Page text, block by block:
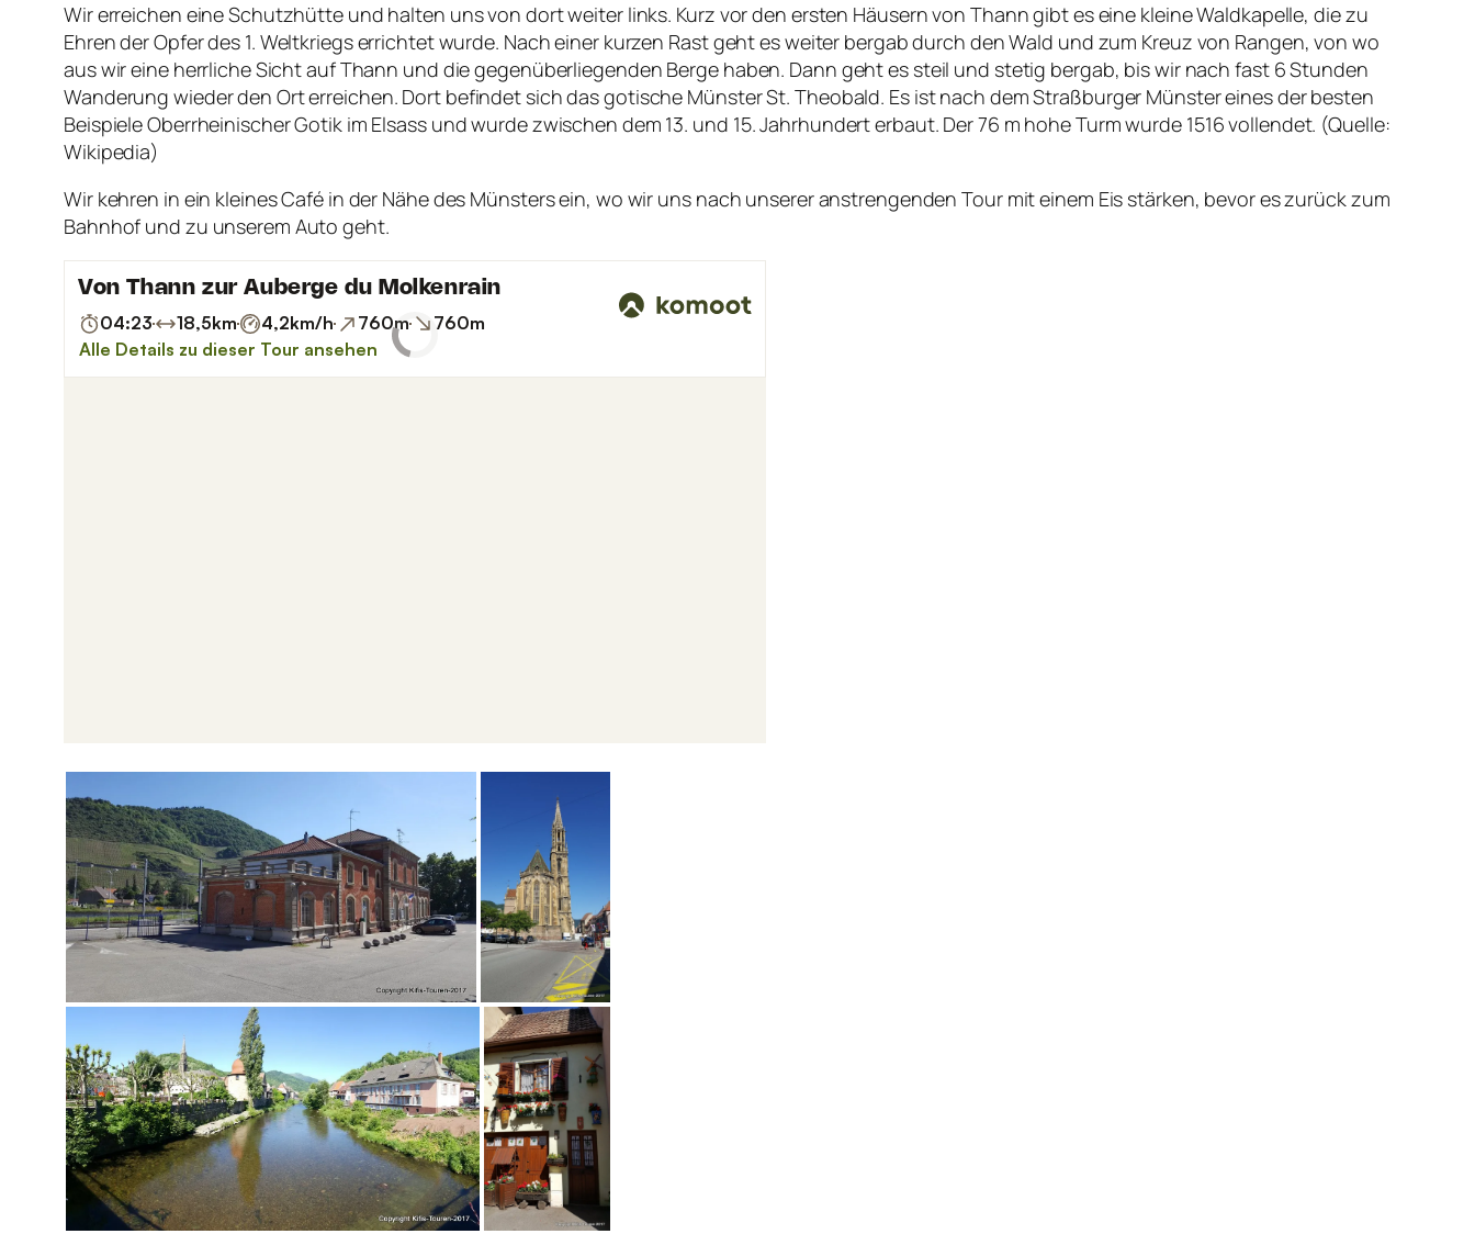
Wir erreichen eine Schutzhütte und halten uns von dort weiter links. Kurz vor den ersten Häusern von Thann gibt es eine kleine Waldkapelle, die zu
Ehren der Opfer des 1. Weltkriegs errichtet wurde. Nach einer kurzen Rast geht es weiter bergab durch den Wald und zum Kreuz von Rangen, von wo
aus wir eine herrliche Sicht auf Thann und die gegenüberliegenden Berge haben. Dann geht es steil und stetig bergab, bis wir nach fast 6 Stunden
Wanderung wieder den Ort erreichen. Dort befindet sich das gotische Münster St. Theobald. Es ist nach dem Straßburger Münster eines der besten
Beispiele Oberrheinischer Gotik im Elsass und wurde zwischen dem 13. und 15. Jahrhundert erbaut. Der 76 m hohe Turm wurde 1516 vollendet. (Quelle:
Wikipedia)
Wir kehren in ein kleines Café in der Nähe des Münsters ein, wo wir uns nach unserer anstrengenden Tour mit einem Eis stärken, bevor es zurück zum
Bahnhof und zu unserem Auto geht.